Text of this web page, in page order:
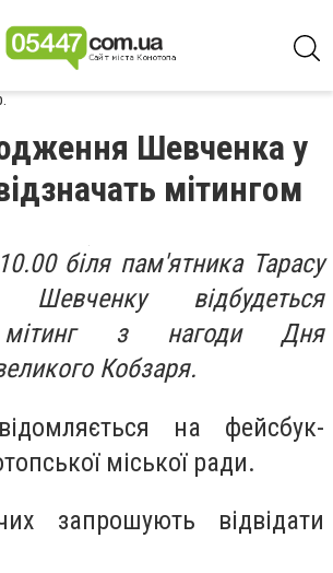
Шевченка у
мітингом
біля пам'ятника Тарасу
Шевченку відбудеться
мітинг з нагоди Дня
Кобзаря.
на фейсбук-
міської ради.
запрошують відвідати